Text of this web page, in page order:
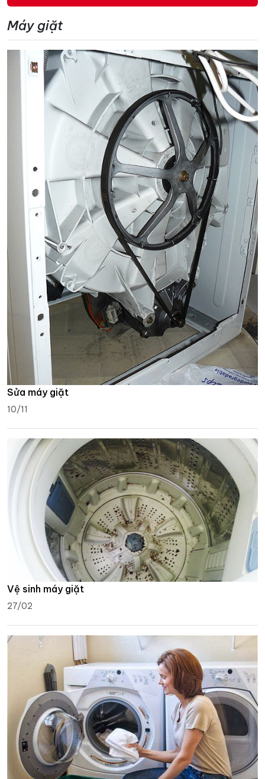
Máy giặt
Sửa máy giặt
10/11
Vệ sinh máy giặt
27/02